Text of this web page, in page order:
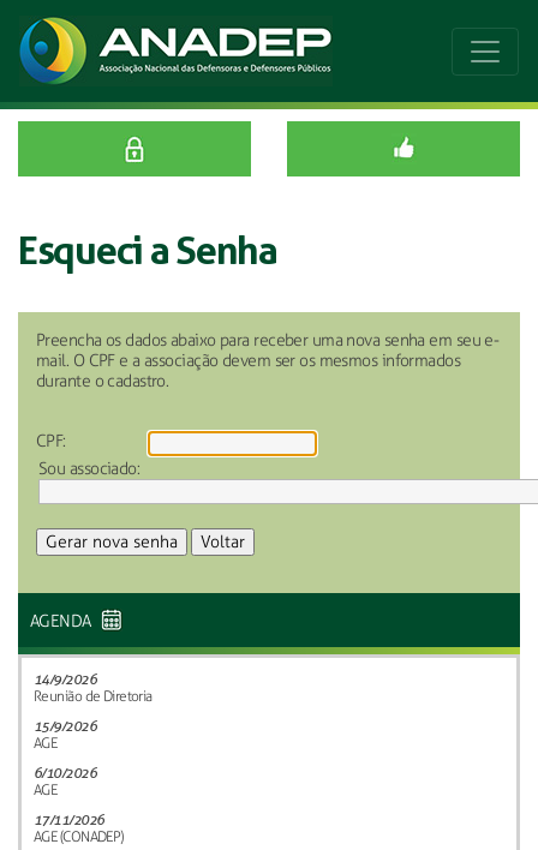
Esqueci a Senha
Preencha os dados abaixo para receber uma nova senha em seu e-
mail. O CPF e a associação devem ser os mesmos informados
durante o cadastro.
CPF:
Sou associado:
AGENDA
14/9/2026
Reunião de Diretoria
15/9/2026
AGE
6/10/2026
AGE
17/11/2026
AGE (CONADEP)